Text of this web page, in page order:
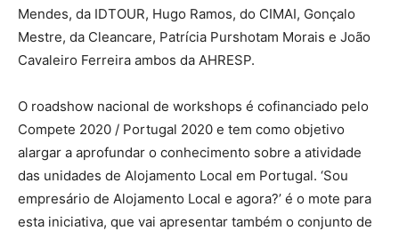
Mendes, da IDTOUR, Hugo Ramos, do CIMAI, Gonçalo
Mestre, da Cleancare, Patrícia Purshotam Morais e João
Cavaleiro Ferreira ambos da AHRESP.
O roadshow nacional de workshops é cofinanciado pelo
Compete 2020 / Portugal 2020 e tem como objetivo
alargar a aprofundar o conhecimento sobre a atividade
das unidades de Alojamento Local em Portugal. ‘Sou
empresário de Alojamento Local e agora?’ é o mote para
esta iniciativa, que vai apresentar também o conjunto de